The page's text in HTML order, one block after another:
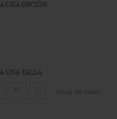
UNA OPCIÓN:
UNA TALLA: